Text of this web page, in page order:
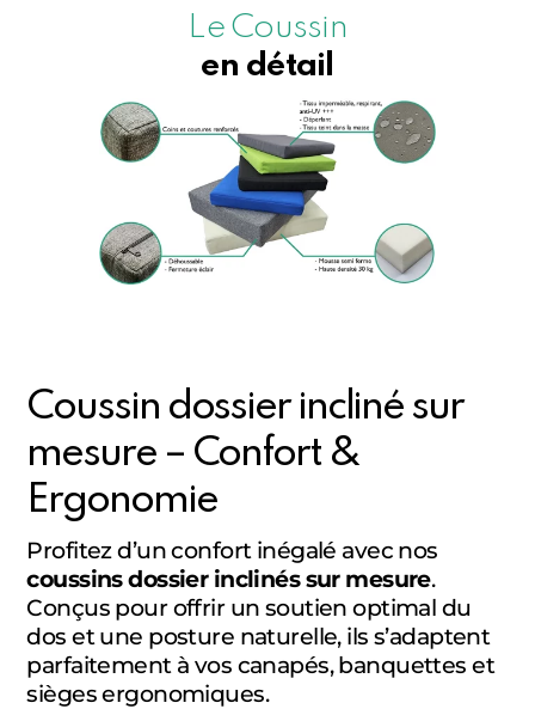
Le Coussin
en détail
Coussin dossier incliné sur
mesure – Confort &
Ergonomie
Profitez d’un confort inégalé avec nos
coussins dossier inclinés sur mesure.
Conçus pour offrir un soutien optimal du
dos et une posture naturelle, ils s’adaptent
parfaitement à vos canapés, banquettes et
sièges ergonomiques.